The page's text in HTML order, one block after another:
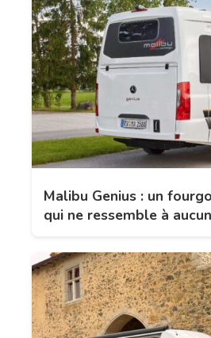
Malibu Genius : un
qui ne ressemble à